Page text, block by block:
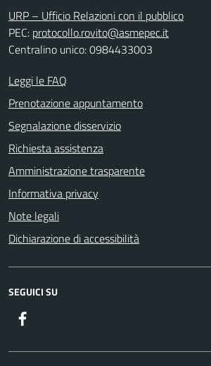
URP – Ufficio Relazioni con il pubblico
PEC: protocollo.rovito@asmepec.it
Centralino unico: 0984433003
Leggi le FAQ
Prenotazione appuntamento
Segnalazione disservizio
Richiesta assistenza
Amministrazione trasparente
Informativa privacy
Note legali
Dichiarazione di accessibilità
SEGUICI SU